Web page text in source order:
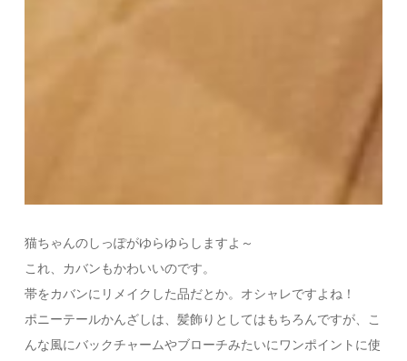
猫ちゃんのしっぽがゆらゆらしますよ～
これ、カバンもかわいいのです。
帯をカバンにリメイクした品だとか。オシャレですよね！
ポニーテールかんざしは、髪飾りとしてはもちろんですが、こ
んな風にバックチャームやブローチみたいにワンポイントに使